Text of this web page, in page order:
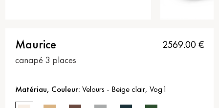
Maurice 2569.00€
canapé 3 places
Matériau, Couleur: Velours - Beige clair,Vog1